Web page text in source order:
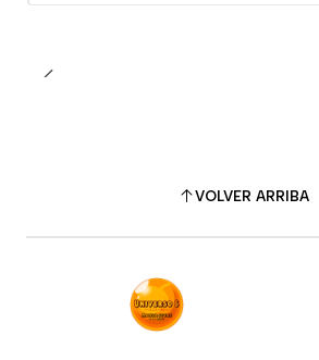
VOLVER ARRIBA